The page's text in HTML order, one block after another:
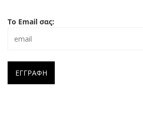
Το Email σας: